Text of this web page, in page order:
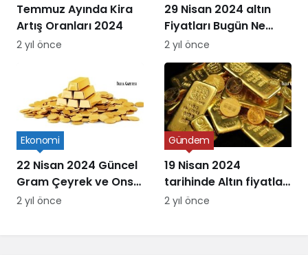
Temmuz Ayında Kira
Artış Oranları 2024
2 yıl önce
29 Nisan 2024 altın
Fiyatları Bugün Ne
Kadar Oldu
2 yıl önce
22 Nisan 2024 Güncel
Gram Çeyrek ve Ons
Altın Fiyatları
Ekonomi
2 yıl önce
19 Nisan 2024
tarihinde Altın fiyatları
ne kadar oldu
Gündem
2 yıl önce